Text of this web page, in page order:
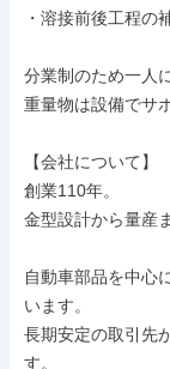
・溶接前後工程の
分業制のため一人
重量物は設備でサ
【会社について】
創業110年。
金型設計から量産
自動車部品を中心
います。
長期安定の取引先
す。